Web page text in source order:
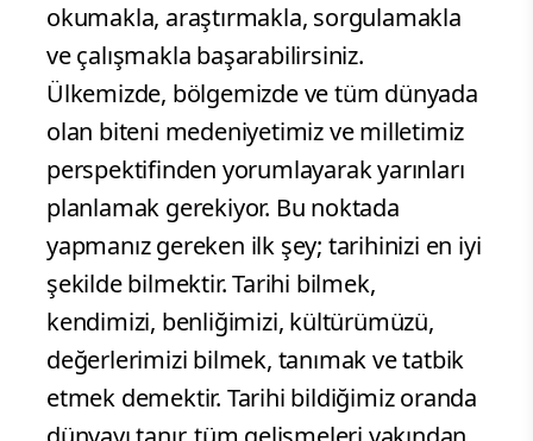
okumakla, araştırmakla, sorgulamakla
ve çalışmakla başarabilirsiniz.
Ülkemizde, bölgemizde ve tüm dünyada
olan biteni medeniyetimiz ve milletimiz
perspektifinden yorumlayarak yarınları
planlamak gerekiyor. Bu noktada
yapmanız gereken ilk şey; tarihinizi en iyi
şekilde bilmektir. Tarihi bilmek,
kendimizi, benliğimizi, kültürümüzü,
değerlerimizi bilmek, tanımak ve tatbik
etmek demektir. Tarihi bildiğimiz oranda